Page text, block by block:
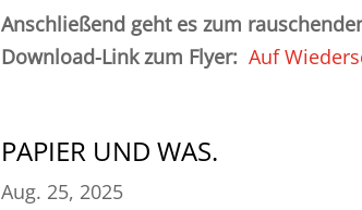
Anschließend geht es zum
Download-Link zum Flyer: Auf
PAPIER UND WAS.
Aug. 25, 2025